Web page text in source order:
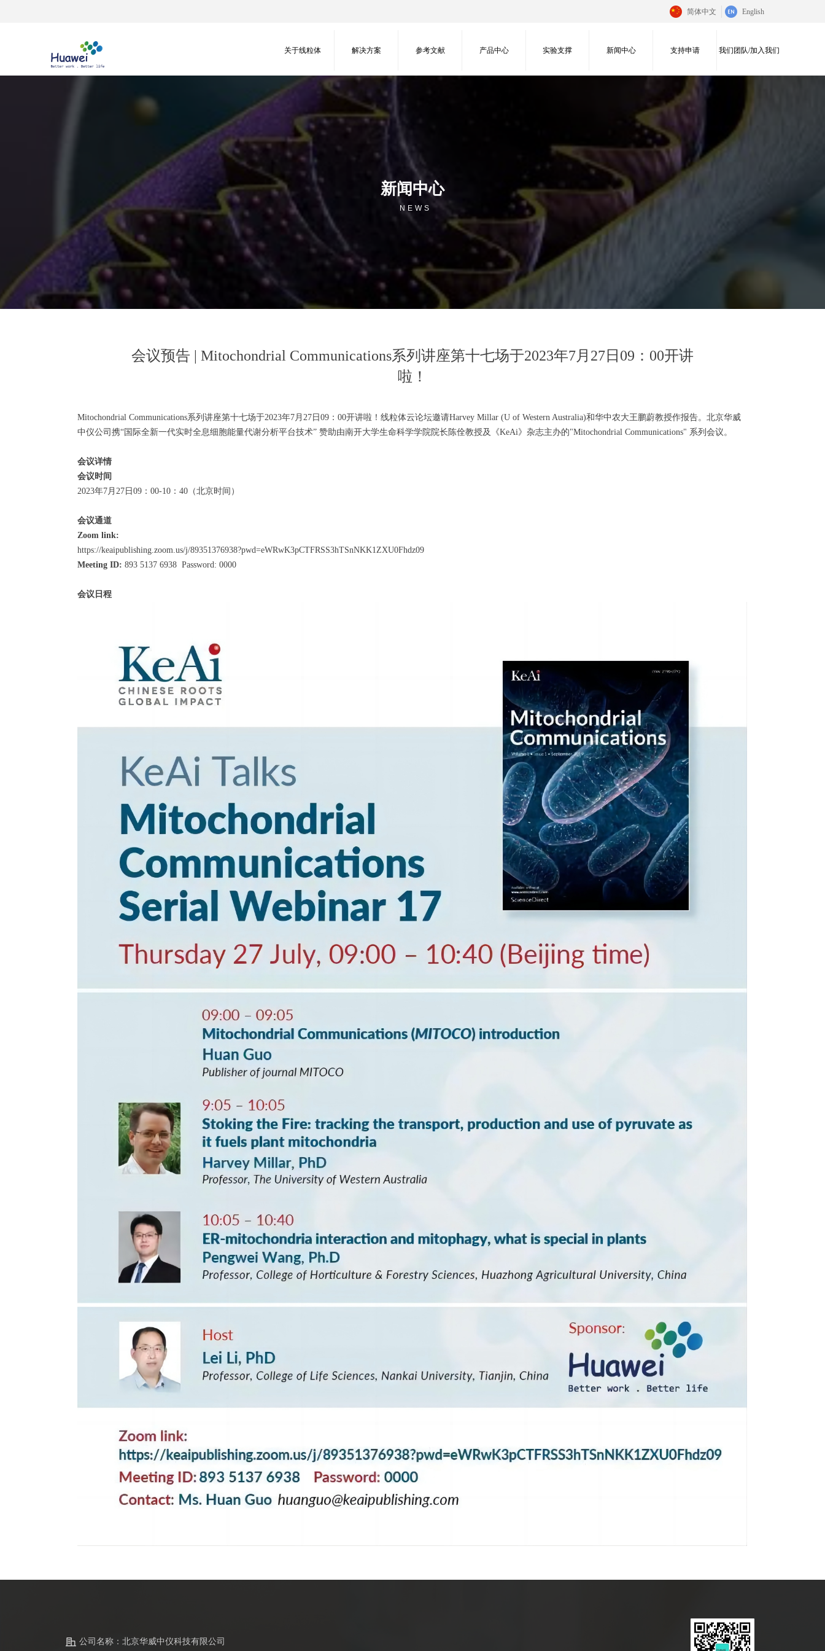
关于线粒体 解决方案 参考文献 产品中心 实验支撑 新闻中心 支持申请 我们团队/加入我们
简体中文 English
会议预告 | Mitochondrial Communications系列讲座第十七场于2023年7月27日09：00开讲
啦！
Mitochondrial Communications系列讲座第十七场于2023年7月27日09：00开讲啦！线粒体云论坛邀请Harvey Millar (U of Western Australia)和华中农大王鹏蔚教授作报告。北京华威
中仪公司携“国际全新一代实时全息细胞能量代谢分析平台技术” 赞助由南开大学生命科学学院院长陈佺教授及《KeAi》杂志主办的"Mitochondrial Communications" 系列会议。
会议详情
会议时间
2023年7月27日09：00-10：40（北京时间）
会议通道
Zoom link:
https://keaipublishing.zoom.us/j/89351376938?pwd=eWRwK3pCTFRSS3hTSnNKK1ZXU0Fhdz09
Meeting ID: 893 5137 6938 Password: 0000
会议日程
新闻中心
NEWS
公司名称： 北京华威中仪科技有限公司